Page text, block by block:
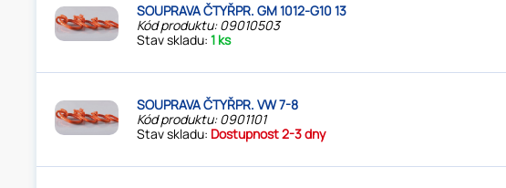
SOUPRAVA ČTYŘPR. GM 1012-G10 13
Kód produktu: 09010503
Stav skladu:1 ks
SOUPRAVA ČTYŘPR. VW 7-8
Kód produktu: 0901101
Stav skladu: Dostupnost 2-3 dny